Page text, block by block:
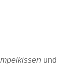
und